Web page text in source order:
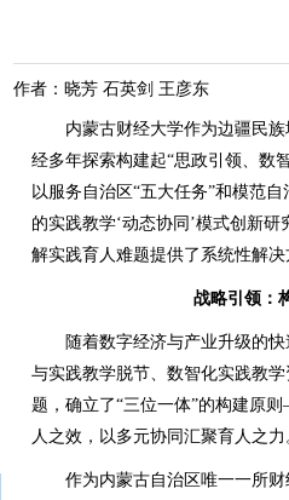
作者：晓芳 石英剑 王彦东
内蒙古财经大学作为边疆民族
经多年探索构建起“思政引领、数
以服务自治区“五大任务”和模范
的实践教学‘动态协同’模式创新
解实践育人难题提供了系统性解决
战略引领：
随着数字经济与产业升级的快
与实践教学脱节、数智化实践教
题，确立了“三位一体”的构建原
人之效，以多元协同汇聚育人之力
作为内蒙古自治区唯一一所财